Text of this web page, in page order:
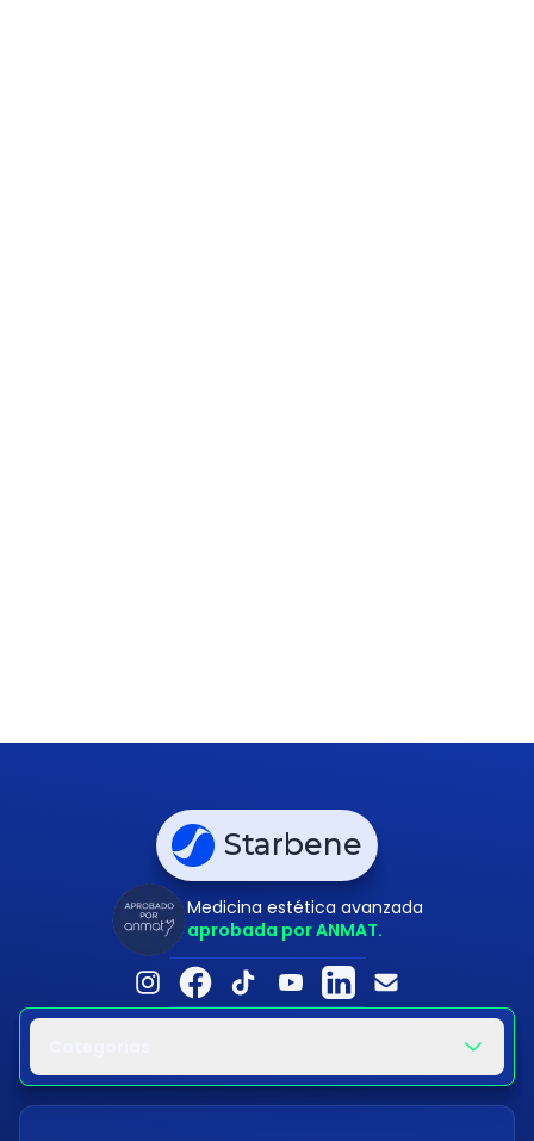
Medicina estética avanzada
aprobada por ANMAT.
Starbene